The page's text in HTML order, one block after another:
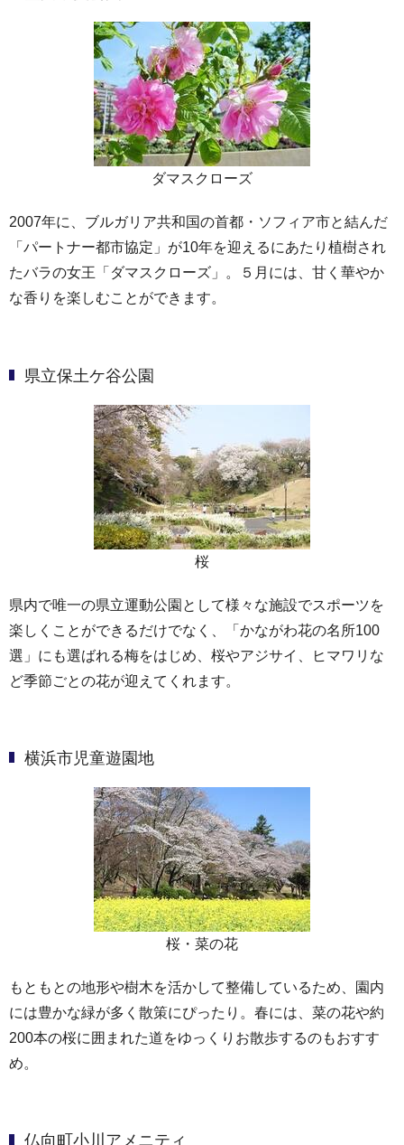
ダマスクローズ
2007年に、ブルガリア共和国の首都・ソフィア市と結んだ
「パートナー都市協定」が10年を迎えるにあたり植樹され
たバラの女王「ダマスクローズ」。５月には、甘く華やか
な香りを楽しむことができます。
県立保土ケ谷公園
桜
県内で唯一の県立運動公園として様々な施設でスポーツを
楽しくことができるだけでなく、「かながわ花の名所100
選」にも選ばれる梅をはじめ、桜やアジサイ、ヒマワリな
ど季節ごとの花が迎えてくれます。
横浜市児童遊園地
桜・菜の花
もともとの地形や樹木を活かして整備しているため、園内
には豊かな緑が多く散策にぴったり。春には、菜の花や約
200本の桜に囲まれた道をゆっくりお散歩するのもおすす
め。
仏向町小川アメニティ